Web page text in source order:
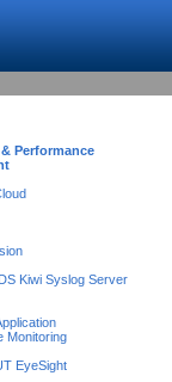
Performance
Kiwi Syslog Server
Monitoring
EyeSight